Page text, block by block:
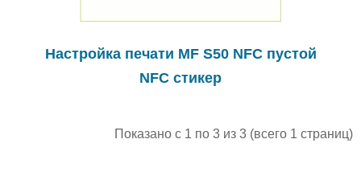
Настройка печати MF S50 NFC пустой
NFC стикер
Показано с 1 по 3 из 3 (всего 1 страниц)